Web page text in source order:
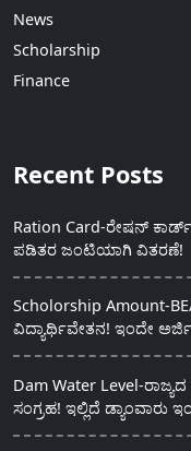
News
Scholarship
Finance
Recent Posts
Ration Card-ರೇಷನ್
ಪಡಿತರ ಜಂಟಿಯಾಗಿ ವಿತರಣೆ!
Scholorship Amount-
ವಿದ್ಯಾರ್ಥಿವೇತನ! ಇಂದೇ ಅರ್ಜಿ
Dam Water Level-
ಸಂಗ್ರಹ! ಇಲ್ಲಿದೆ ಡ್ಯಾಂವಾರು